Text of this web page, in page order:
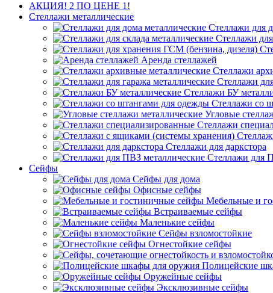
АКЦИЯ! 2 ПО ЦЕНЕ 1!
Стеллажи металлические
Стеллажи для
Стеллажи
Аренда стеллажей
Стеллажи
Стеллажи
Стеллажи БУ
Стеллажи со
Угловые
Стеллажи
Стеллажи для даркстора
Стеллажи для
Сейфы
Сейфы для дома
Офисные сейфы
Мебельные и
Встраиваемые сейфы
Маленькие сейфы
Сейфы взломостойкие
Огнестойкие сейфы
Полицейские
Оружейные сейфы
Эксклюзивные сейфы